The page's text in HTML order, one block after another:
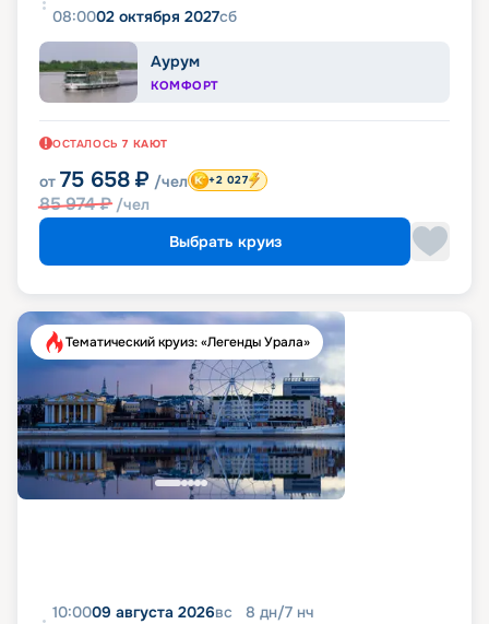
08:0002 октября 2027сб
Аурум
КОМФОРТ
ОСТАЛОСЬ 7 КАЮТ
от 75 658 ₽ /чел
85 974₽ /чел
+2 027
Выбрать круиз
Тематический круиз: «Легенды Урала»
10:0009 августа 2026вс 8 дн/7 нч